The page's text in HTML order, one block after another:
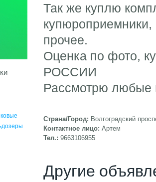
Так же куплю
прочее.
Оценка по фото,
РОССИИ
Рассмотрю любые
Страна/Город: Волгоградский
Контактное лицо: Артем
Тел.: 9663106955
Другие